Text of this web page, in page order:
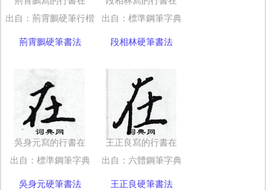
出自：荊霄鵬硬筆行楷
荊霄鵬硬筆書法
出自：標準鋼筆字典
段相林硬筆書法
吳身元寫的行書在
出自：標準鋼筆字典
吳身元硬筆書法
王正良寫的行書在
出自：六體鋼筆字典
王正良硬筆書法